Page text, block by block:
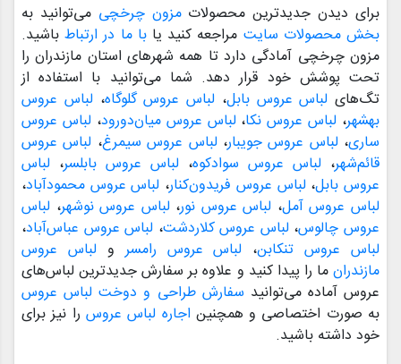
برای دیدن جدیدترین محصولاتمزون چرخچی می‌توانید به
بخش محصولات سایت مراجعه کنید یابا ما در ارتباطباشید.
مزون چرخچی آمادگی دارد تا همه شهرهای استان مازندران را
تحت پوشش خود قرار دهد. شما می‌توانید با استفاده از
تگ‌های لباس عروس بابل، لباس عروس گلوگاه،لباس عروس
بهشهر، لباس عروس نکا،لباس عروس میان‌دورود،لباس عروس
ساری،لباس عروس جویبار،لباس عروس سیمرغ، لباس عروس
قائم‌شهر، لباس عروس سوادکوه، لباس عروس بابلسر، لباس
عروس بابل،لباس عروس فریدون‌کنار، لباس عروس محمودآباد،
لباس عروس آمل، لباس عروس نور،لباس عروس نوشهر، لباس
عروس چالوس،لباس عروس کلاردشت، لباس عروس عباس‌آباد،
لباس عروس تنکابن، لباس عروس رامسرولباس عروس
مازندرانما را پیدا کنید و علاوه بر سفارش جدیدترین لباس‌های
عروس آماده می‌توانید سفارش طراحی و دوخت لباس عروس
به صورت اختصاصی و همچنین اجاره لباس عروس را نیز برای
خود داشته باشید.